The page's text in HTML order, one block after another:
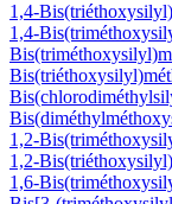
1,4-
1,4-
1,2-
1,2-
1,6-